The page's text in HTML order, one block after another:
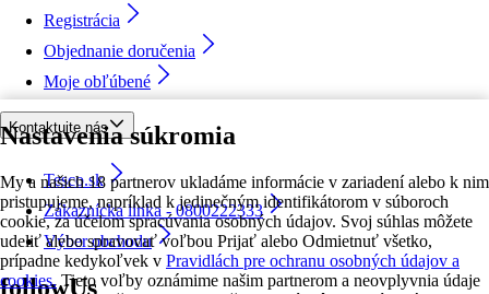
Nastavenia súkromia
My a našich 18 partnerov ukladáme informácie v zariadení alebo k nim
pristupujeme, napríklad k jedinečným identifikátorom v súboroch
cookie, za účelom spracúvania osobných údajov. Svoj súhlas môžete
udeliť alebo spravovať voľbou Prijať alebo Odmietnuť všetko,
prípadne kedykoľvek v Pravidlách pre ochranu osobných údajov a
cookies. Tieto voľby oznámime našim partnerom a neovplyvnia údaje
Registrácia
Objednanie doručenia
Moje obľúbené
Kontaktujte nás
Tesco.sk
Zákaznícka linka - 0800222333
Výber obchodu
followUs